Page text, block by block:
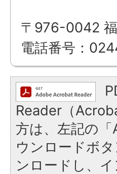
〒976-0042
電話番号：
Reader（
方は、左記の
ウンロードボ
ンロードし、